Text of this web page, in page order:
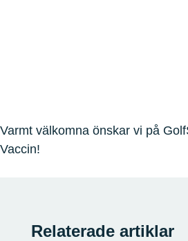
Varmt välkomna önskar vi på
Vaccin!
Relaterade artiklar